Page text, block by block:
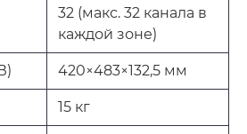
32 (макс. 32 канала в
каждой зоне)
420×483×132,5 мм
15 кг